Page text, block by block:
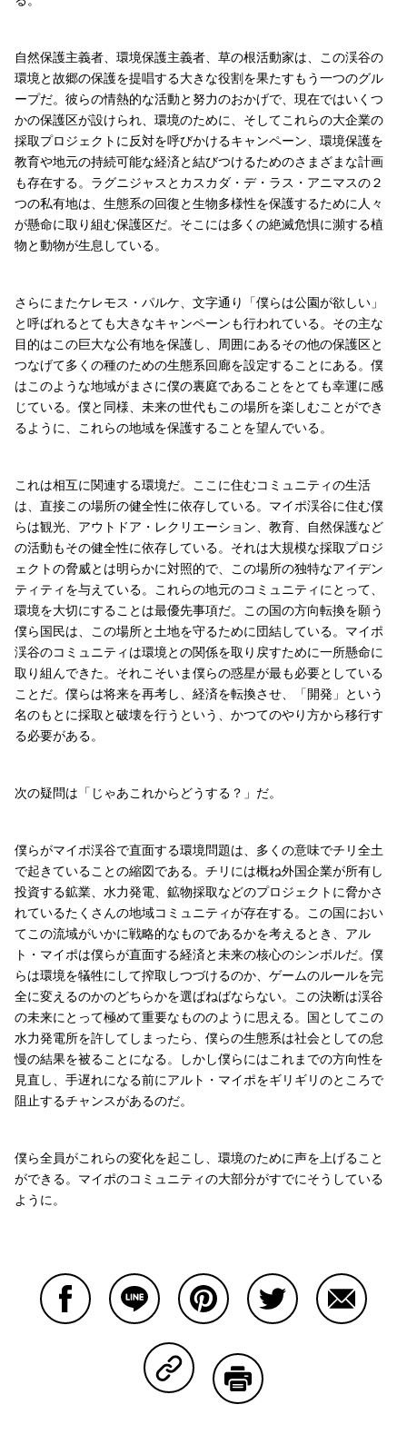
自然保護主義者、環境保護主義者、草の根活動家は、この渓谷の
環境と故郷の保護を提唱する大きな役割を果たすもう一つのグル
ープだ。彼らの情熱的な活動と努力のおかげで、現在ではいくつ
かの保護区が設けられ、環境のために、そしてこれらの大企業の
採取プロジェクトに反対を呼びかけるキャンペーン、環境保護を
教育や地元の持続可能な経済と結びつけるためのさまざまな計画
も存在する。ラグニジャスとカスカダ・デ・ラス・アニマスの２
つの私有地は、生態系の回復と生物多様性を保護するために人々
が懸命に取り組む保護区だ。そこには多くの絶滅危惧に瀕する植
物と動物が生息している。
さらにまたケレモス・パルケ、文字通り「僕らは公園が欲しい」
と呼ばれるとても大きなキャンペーンも行われている。その主な
目的はこの巨大な公有地を保護し、周囲にあるその他の保護区と
つなげて多くの種のための生態系回廊を設定することにある。僕
はこのような地域がまさに僕の裏庭であることをとても幸運に感
じている。僕と同様、未来の世代もこの場所を楽しむことができ
るように、これらの地域を保護することを望んでいる。
これは相互に関連する環境だ。ここに住むコミュニティの生活
は、直接この場所の健全性に依存している。マイポ渓谷に住む僕
らは観光、アウトドア・レクリエーション、教育、自然保護など
の活動もその健全性に依存している。それは大規模な採取プロジ
ェクトの脅威とは明らかに対照的で、この場所の独特なアイデン
ティティを与えている。これらの地元のコミュニティにとって、
環境を大切にすることは最優先事項だ。この国の方向転換を願う
僕ら国民は、この場所と土地を守るために団結している。マイポ
渓谷のコミュニティは環境との関係を取り戻すために一所懸命に
取り組んできた。それこそいま僕らの惑星が最も必要としている
ことだ。僕らは将来を再考し、経済を転換させ、「開発」という
名のもとに採取と破壊を行うという、かつてのやり方から移行す
る必要がある。
次の疑問は「じゃあこれからどうする？」だ。
僕らがマイポ渓谷で直面する環境問題は、多くの意味でチリ全土
で起きていることの縮図である。チリには概ね外国企業が所有し
投資する鉱業、水力発電、鉱物採取などのプロジェクトに脅かさ
れているたくさんの地域コミュニティが存在する。この国におい
てこの流域がいかに戦略的なものであるかを考えるとき、アル
ト・マイポは僕らが直面する経済と未来の核心のシンボルだ。僕
らは環境を犠牲にして搾取しつづけるのか、ゲームのルールを完
全に変えるのかのどちらかを選ばねばならない。この決断は渓谷
の未来にとって極めて重要なもののように思える。国としてこの
水力発電所を許してしまったら、僕らの生態系は社会としての怠
慢の結果を被ることになる。しかし僕らにはこれまでの方向性を
見直し、手遅れになる前にアルト・マイポをギリギリのところで
阻止するチャンスがあるのだ。
僕ら全員がこれらの変化を起こし、環境のために声を上げること
ができる。マイポのコミュニティの大部分がすでにそうしている
ように。
Copy Linkで共有する